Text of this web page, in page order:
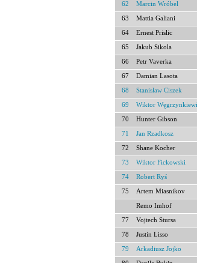
62 Marcin Wróbel
63 Mattia Galiani
64 Ernest Prislic
65 Jakub Sikola
66 Petr Vaverka
67 Damian Lasota
68 Stanisław Ciszek
69 Wiktor
70 Hunter Gibson
71 Jan Rzadkosz
72 Shane Kocher
73 Wiktor Fickowski
74 Robert Ryś
75 Artem Miasnikov
Remo Imhof
77 Vojtech Stursa
78 Justin Lisso
79 Arkadiusz Jojko